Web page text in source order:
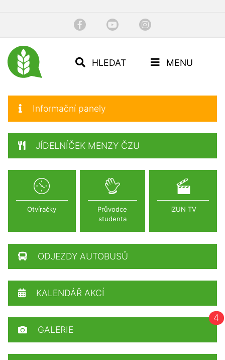
HLEDAT MENU
Informační panely
JÍDELNÍČEK MENZY ČZU
Otvíračky
Průvodce
studenta
iZUN TV
ODJEZDY AUTOBUSŮ
KALENDÁŘ AKCÍ
GALERIE
4